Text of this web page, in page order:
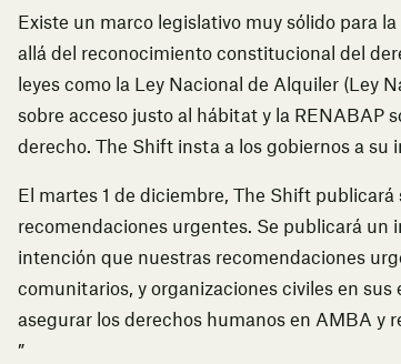
Existe un marco legislativo muy sólido para
allá del reconocimiento constitucional del
leyes como la Ley Nacional de Alquiler (Ley
sobre acceso justo al hábitat y la RENABAP
derecho. The Shift insta a los gobiernos a
El martes 1 de diciembre, The Shift
recomendaciones urgentes. Se publicará un
intención que nuestras recomendaciones
comunitarios, y organizaciones civiles en
asegurar los derechos humanos en AMBA y
”